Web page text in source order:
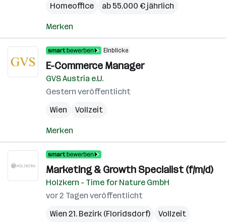
Homeoffice
ab 55.000 € jährlich
Merken
Einblicke
E-Commerce Manager
GVS Austria e.U.
Gestern veröffentlicht
Wien
Vollzeit
Merken
Marketing & Growth Specialist (f/m/d)
Holzkern - Time for Nature GmbH
vor 2 Tagen veröffentlicht
Wien 21. Bezirk (Floridsdorf)
Vollzeit